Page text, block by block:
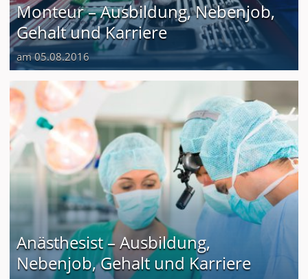
Monteur – Ausbildung, Nebenjob,
Gehalt und Karriere
am 05.08.2016
Anästhesist – Ausbildung,
Nebenjob, Gehalt und Karriere